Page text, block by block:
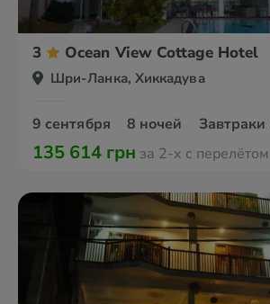
3 Ocean View Cottage Hotel
Шри-Ланка, Хиккадува
9 сентября 8 ночей
135 614 грн за 2-х с перелётом